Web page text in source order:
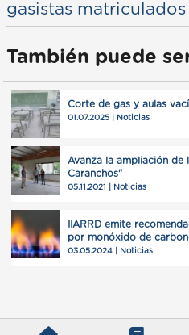
gasistas matriculados
También puede
Corte de gas y aulas
01.07.2025 | Noticias
Avanza la ampliación de
Caranchos"
05.11.2021 | Noticias
IIARRD emite
por monóxido de
03.05.2024 | Noticias